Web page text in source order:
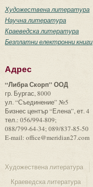
Художествена литература
Научна литература
Краеведска литература
Безплатни електронни книги
Адрес
“Либра Скорп” ООД
гр. Бургас, 8000
ул. “Съединение” №5
Бизнес център “Елена”, ет. 4
тел.: 056/994-809;
088/799-64-34; 089/837-85-50
E-mail: office@meridian27.com
Художествена литература
Краеведска литература